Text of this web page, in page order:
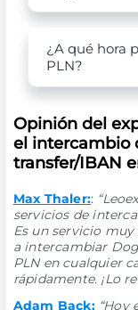
¿A qué hora
PLN?
Opinión del
el intercambio
transfer/IBAN
Max Thaler::
servicios de
Es un servicio
a intercambiar
PLN en cualquier
rápidamente. ¡Lo
Adam Back: “Hoy